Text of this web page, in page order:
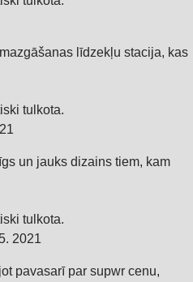
līdzekļu stacija, kas
tulkota.
un jauks dizains tiem, kam
tulkota.
2021
pavasarī par supwr cenu,